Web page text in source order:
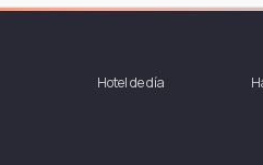
Hotel de día